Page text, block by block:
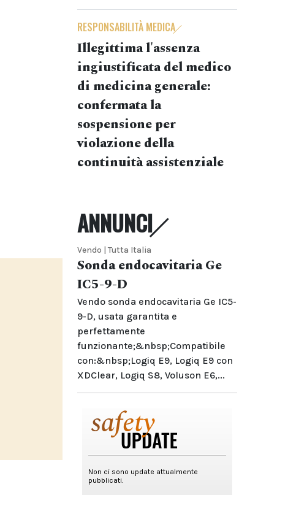
RESPONSABILITÀ MEDICA
Illegittima l'assenza
ingiustificata del medico
di medicina generale:
confermata la
sospensione per
violazione della
continuità assistenziale
ANNUNCI
Vendo | Tutta Italia
Sonda endocavitaria Ge
IC5-9-D
Vendo sonda endocavitaria Ge IC5-
9-D, usata garantita e
perfettamente
funzionante;&nbsp;Compatibile
con:&nbsp;Logiq E9, Logiq E9 con
XDClear, Logiq S8, Voluson E6,...